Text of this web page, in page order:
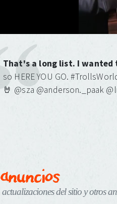
That's a long list. I wanted
so HERE YOU GO.
🤘 @sza @anderson._paak
anuncios
actualizaciones del sitio y otros